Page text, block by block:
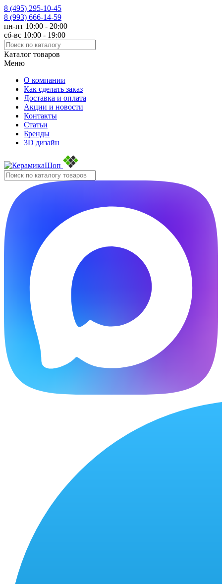
8 (495) 295-10-45
8 (993) 666-14-59
пн-пт 10:00 - 20:00
сб-вс 10:00 - 19:00
Каталог товаров
Меню
О компании
Как сделать заказ
Доставка и оплата
Акции и новости
Контакты
Статьи
Бренды
3D дизайн